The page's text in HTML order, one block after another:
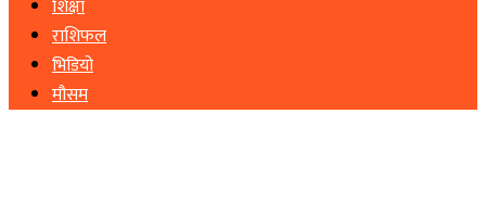
शिक्षा
राशिफल
भिडियो
मौसम